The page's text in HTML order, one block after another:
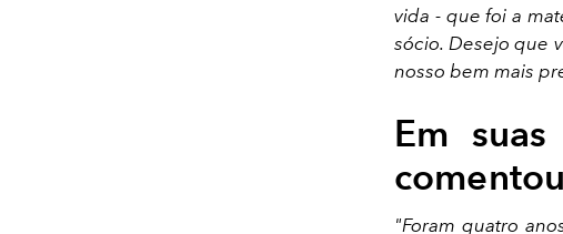
vida - que foi a
sócio. Desejo que
nosso bem mais
Em
"Foram quatro